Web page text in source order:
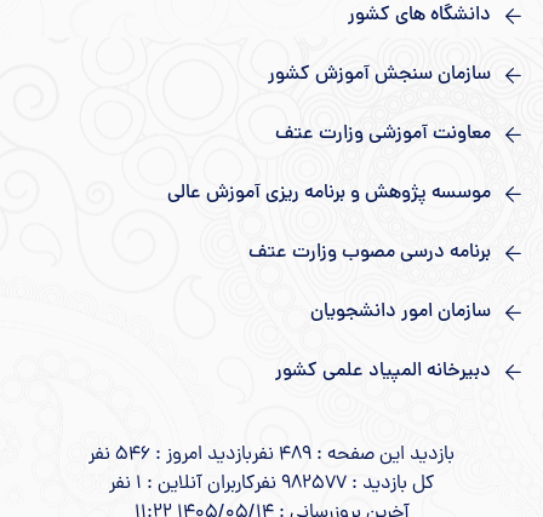
دانشگاه های کشور
سازمان سنجش آموزش کشور
معاونت آموزشی وزارت عتف
موسسه پژوهش و برنامه ریزی آموزش عالی
برنامه درسی مصوب وزارت عتف
سازمان امور دانشجویان
دبیرخانه المپیاد علمی کشور
بازدید این صفحه : 489 نفر
بازدید امروز : 546 نفر
کل بازدید : 982577 نفر
کاربران آنلاین : 1 نفر